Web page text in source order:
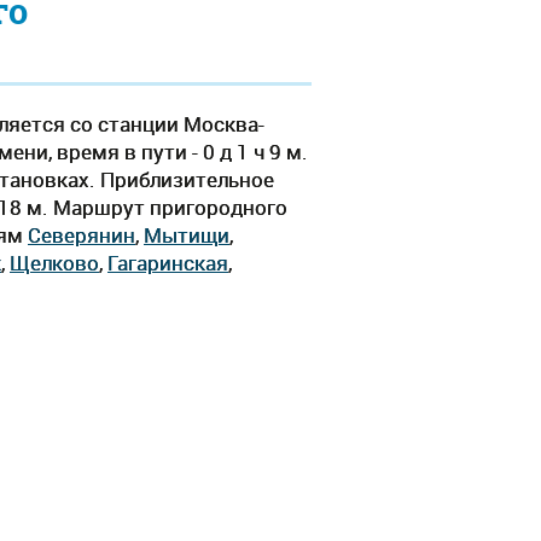
со станции Москва-
время в пути - 0 д 1 ч 9 м.
Приблизительное
м. Маршрут пригородного
Северянин, Мытищи,
, Щелково, Гагаринская,